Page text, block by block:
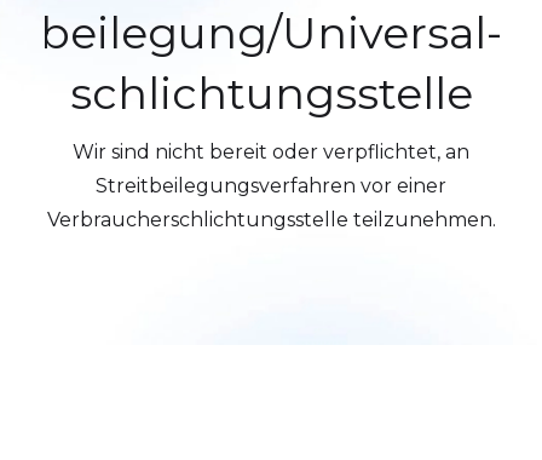
beilegung/Universal­
schlichtungs­stelle
Wir sind nicht bereit oder verpflichtet, an
Streitbeilegungsverfahren vor einer
Verbraucherschlichtungsstelle teilzunehmen.